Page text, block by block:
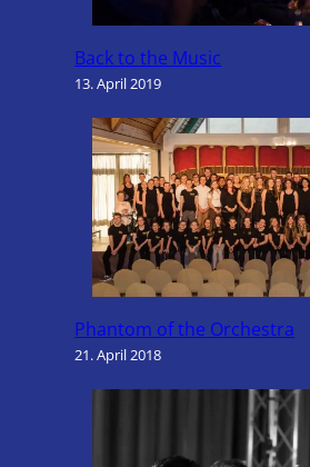
Back to the Music
13. April 2019
Phantom of the Orchestra
21. April 2018